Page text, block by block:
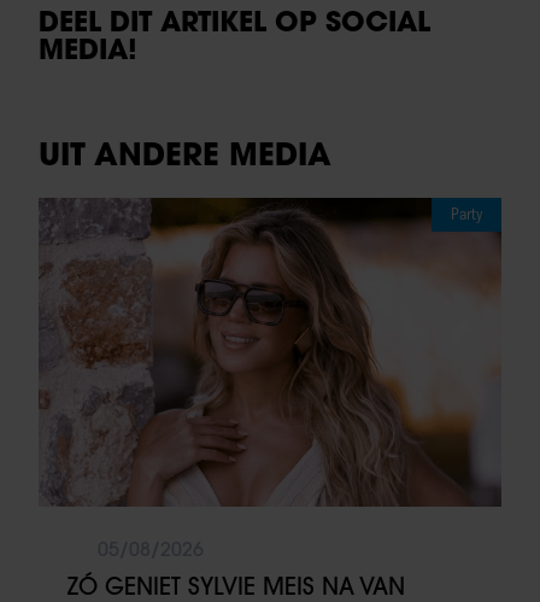
DEEL DIT ARTIKEL OP SOCIAL
MEDIA!
UIT ANDERE MEDIA
Party
ZÓ GENIET SYLVIE MEIS NA VAN